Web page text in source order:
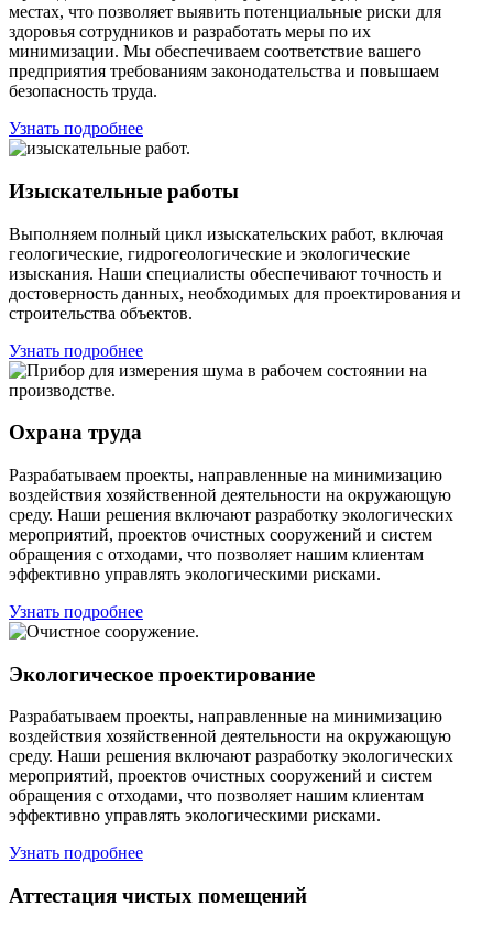
местах, что позволяет выявить потенциальные риски для
здоровья сотрудников и разработать меры по их
минимизации. Мы обеспечиваем соответствие вашего
предприятия требованиям законодательства и повышаем
безопасность труда.
Узнать подробнее
Изыскательные работы
Выполняем полный цикл изыскательских работ, включая
геологические, гидрогеологические и экологические
изыскания. Наши специалисты обеспечивают точность и
достоверность данных, необходимых для проектирования и
строительства объектов.
Узнать подробнее
Охрана труда
Разрабатываем проекты, направленные на минимизацию
воздействия хозяйственной деятельности на окружающую
среду. Наши решения включают разработку экологических
мероприятий, проектов очистных сооружений и систем
обращения с отходами, что позволяет нашим клиентам
эффективно управлять экологическими рисками.
Узнать подробнее
Экологическое проектирование
Разрабатываем проекты, направленные на минимизацию
воздействия хозяйственной деятельности на окружающую
среду. Наши решения включают разработку экологических
мероприятий, проектов очистных сооружений и систем
обращения с отходами, что позволяет нашим клиентам
эффективно управлять экологическими рисками.
Узнать подробнее
Аттестация чистых помещений